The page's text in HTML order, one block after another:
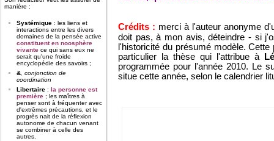
manière :
Systémique: les liens et
interactions entre les divers
domaines de la pensée active
constituent en noosphère
vivantece qui sans eux ne
serait qu'une froide
encyclopédie des savoirs ;
&, conjonction de
coordination
Libertaire: la personne est
première; les maîtres à
penser sont à fréquenter avec
d'extrêmes précautions, et le
progrès nait de la réflexion
autonome de chacun venant
se combiner à celle des
autres.
Crédits : merci à l'auteur anonyme
doit pas, à mon avis, déteindre - si
l'historicité du présumé modèle.
particulier la thèse qui l'attribue à
programmée pour l'année 2010. Le
situe cette année, selon le calendrier